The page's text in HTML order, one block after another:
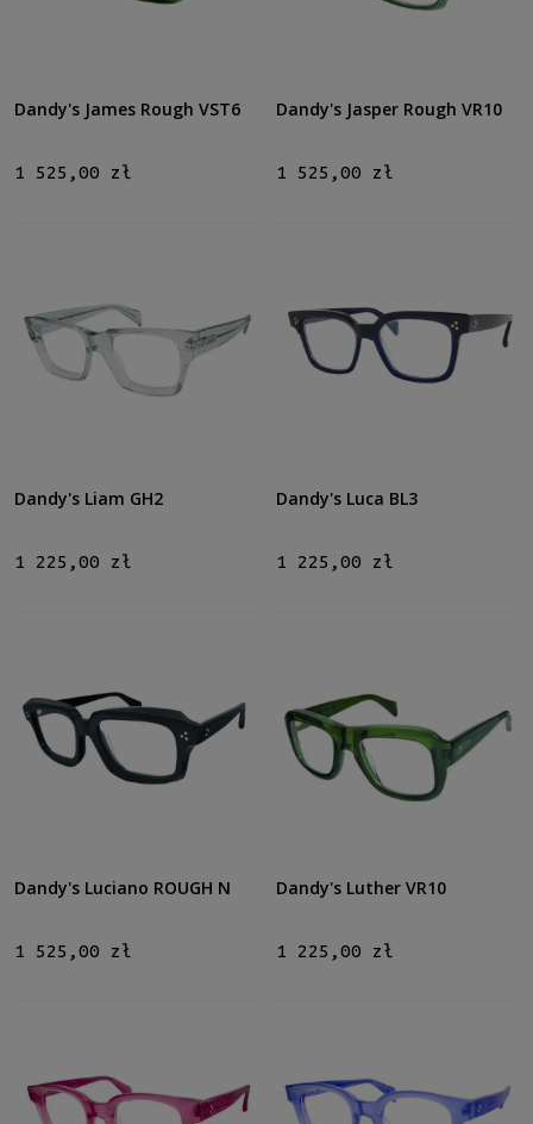
Dandy's James Rough VST6
1 525,00 zł
Dandy's Jasper Rough VR10
1 525,00 zł
Dandy's Liam GH2
1 225,00 zł
Dandy's Luca BL3
1 225,00 zł
Dandy's Luciano ROUGH N
1 525,00 zł
Dandy's Luther VR10
1 225,00 zł